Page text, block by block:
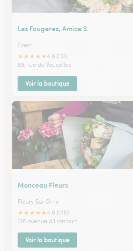
Les Fougeres, Amice S.
Caen
★★★★★4.6 (131)
68, rue de Vaucelles
Voir la boutique
Monceau Fleurs
Fleury Sur Orne
★★★★★4.6 (178)
138 avenue d'Harcourt
Voir la boutique